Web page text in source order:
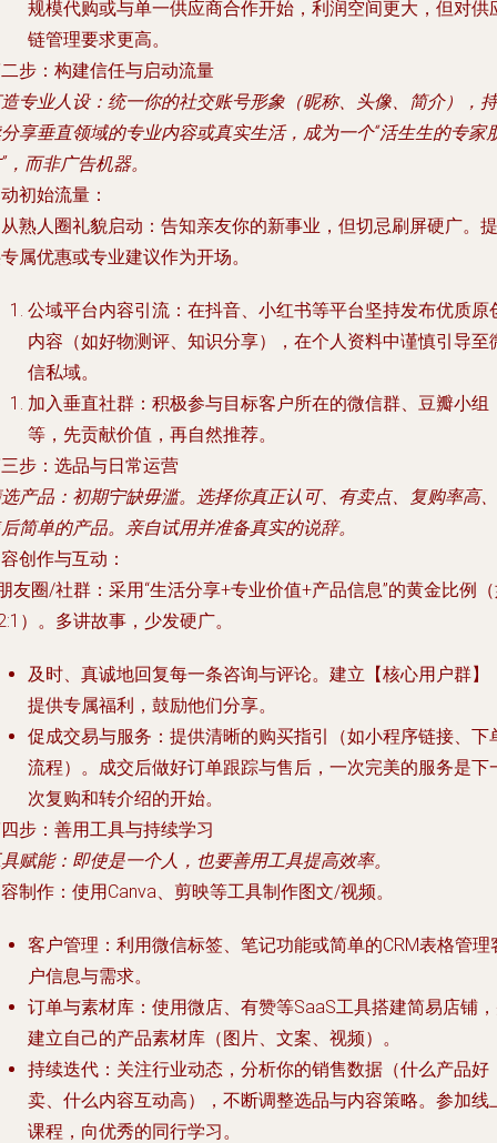
规模代购或与单一供应商合作开始，利润空间更大，但对供
链管理要求更高。
步：构建信任与启动流量
专业人设：统一你的社交账号形象（昵称、头像、简介），持
享垂直领域的专业内容或真实生活，成为一个“活生生的专家
，而非广告机器。
初始流量 ：
从熟人圈礼貌启动 ：告知亲友你的新事业，但切忌刷屏硬广。提
属优惠或专业建议作为开场。
公域平台内容引流 ：在抖音、小红书等平台坚持发布优质原
内容（如好物测评、知识分享），在个人资料中谨慎引导至
信私域。
加入垂直社群 ：积极参与目标客户所在的微信群、豆瓣小组
等，先贡献价值，再自然推荐。
步：选品与日常运营
产品 ：初期宁缺毋滥。选择你真正认可、有卖点、复购率高、
简单的产品。亲自试用并准备真实的说辞。
创作与互动 ：
友圈/社群：采用“生活分享+专业价值+产品信息”的黄金比例
）。多讲故事，少发硬广。
及时、真诚地回复每一条咨询与评论。建立【核心用户群】
提供专属福利，鼓励他们分享。
促成交易与服务 ：提供清晰的购买指引（如小程序链接、下
流程）。成交后做好订单跟踪与售后，一次完美的服务是下
次复购和转介绍的开始。
步：善用工具与持续学习
赋能：即使是一个人，也要善用工具提高效率。
制作 ：使用Canva、剪映等工具制作图文/视频。
客户管理 ：利用微信标签、笔记功能或简单的CRM表格管理
户信息与需求。
订单与素材库 ：使用微店、有赞等SaaS工具搭建简易店铺
建立自己的产品素材库（图片、文案、视频）。
持续迭代 ：关注行业动态，分析你的销售数据（什么产品好
卖、什么内容互动高），不断调整选品与内容策略。参加线
课程，向优秀的同行学习。